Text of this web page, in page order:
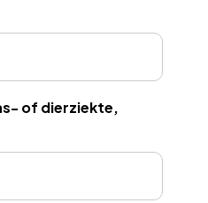
of dierziekte,